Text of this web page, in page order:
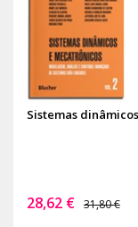
Sistemas
28,62 € 31,80 €